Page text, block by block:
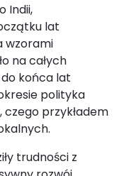
Indii,
lat
wzorami
na całych
do końca lat
polityka
przykładem
trudności z